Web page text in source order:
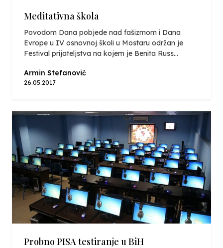
Meditativna škola
Povodom Dana pobjede nad fašizmom i Dana
Evrope u IV osnovnoj školi u Mostaru održan je
Festival prijateljstva na kojem je Benita Russ...
Armin Stefanović
26.05.2017
Probno PISA testiranje u BiH